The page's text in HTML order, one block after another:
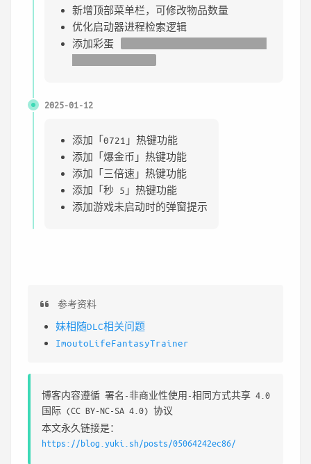
新增顶部菜单栏，可修改物品数量
优化启动器进程检索逻辑
添加彩蛋
2025-01-12
添加「0721」热键功能
添加「爆金币」热键功能
添加「三倍速」热键功能
添加「秒 5」热键功能
添加游戏未启动时的弹窗提示
参考资料
妹相随DLC相关问题
ImoutoLifeFantasyTrainer
博客内容遵循 署名-非商业性使用-相同方式共享 4.0
国际 (CC BY-NC-SA 4.0) 协议
本文永久链接是：
https://blog.yuki.sh/posts/05064242ec86/